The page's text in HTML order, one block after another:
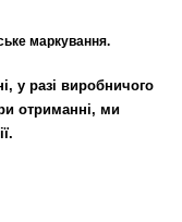
маркування.
у разі виробничого
отриманні, ми